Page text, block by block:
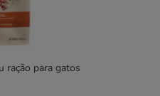
ração para gatos